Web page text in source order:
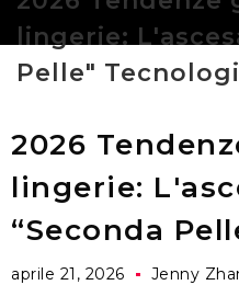
lingerie:
Pelle"
2026
lingerie:
“Seconda
aprile 21, 2026 Jenny